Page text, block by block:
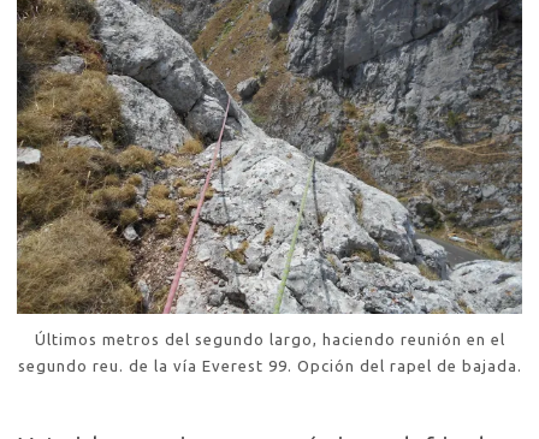
Últimos metros del segundo largo, haciendo reunión en el
segundo reu. de la vía Everest 99. Opción del rapel de bajada.